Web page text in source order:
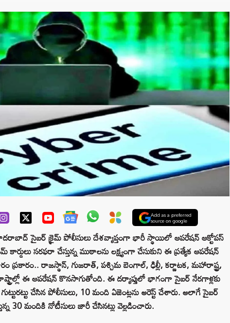
Add as a preferred
source on google
సైబర్ క్రైమ్ పోలీసులు దేశవ్యాప్తంగా భారీ స్థాయిలో ఆపరేషన్ ఆక్టోపస్
సరఫరా చేస్తున్న ముఠాలను లక్ష్యంగా చేసుకుని ఈ ప్రత్యేక ఆపరేషన్
ప్రకారం.. రాజస్థాన్, గుజరాత్, పశ్చిమ బెంగాల్, ఢిల్లీ, కర్ణాటక, మహారాష్ట్ర,
ఈ ఆపరేషన్ కొనసాగుతోంది. ఈ దర్యాప్తులో భాగంగా సైబర్ నేరగాళ్లకు
చేసిన పోలీసులు, 10 మంది ఏజెంట్లను అరెస్ట్ చేశారు. అలాగే సైబర్
30 మందికి నోటీసులు జారీ చేసినట్లు వెల్లడించారు.